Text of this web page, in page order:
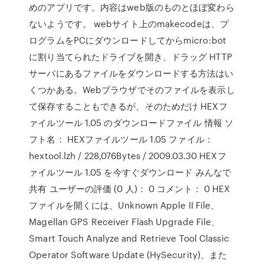
めのアプリです。内容はweb版のものとほぼ変わら
ないようです。 webサイト上のmakecodeは、プ
ログラムをPCにダウンロードしてからmicro:bot
に割り当てられたドライブを開き、ドラッグ HTTP
サーバにあるファイルをダウンロードする方法はい
くつかある。Webブラウザでそのファイルを表示し
て保存することもできるが、そのためだけ HEXフ
ァイルツール 1.05 のダウンロードファイル 情報 ソ
フト名： HEXファイルツール 1.05 ファイル：
hextool.lzh / 228,076Bytes / 2009.03.30 HEXフ
ァイルツール 1.05 を今すぐダウンロード みんなで
共有 ユーザーの評価 (0 人)： 0 コメント： 0 HEX
ファイルを開くには、Unknown Apple II File、
Magellan GPS Receiver Flash Upgrade File、
Smart Touch Analyze and Retrieve Tool Classic
Operator Software Update (HySecurity)、また